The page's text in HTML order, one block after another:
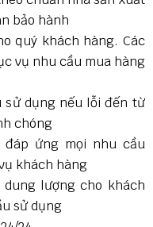
bảo hành
quý khách hàng. Các
vụ nhu cầu mua hàng
sử dụng nếu lỗi đến từ
chóng
ứng mọi nhu cầu
khách hàng
lượng cho khách
sử dụng